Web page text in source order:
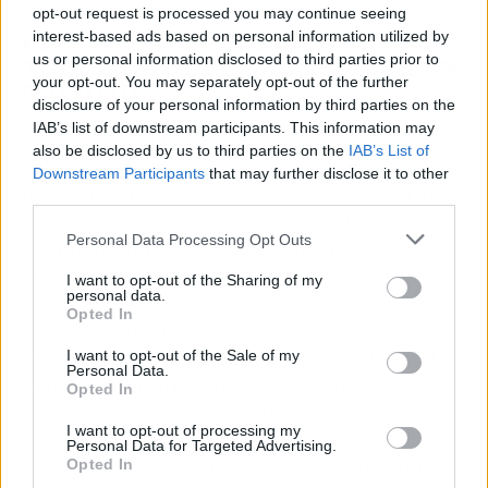
opt-out request is processed you may continue seeing
interest-based ads based on personal information utilized by
us or personal information disclosed to third parties prior to
your opt-out. You may separately opt-out of the further
disclosure of your personal information by third parties on the
IAB’s list of downstream participants. This information may
also be disclosed by us to third parties on the IAB’s List of
Downstream Participants that may further disclose it to other
Personal Data Processing Opt Outs
I want to opt-out of the Sharing of my
personal data.
Opted In
I want to opt-out of the Sale of my
Personal Data.
Opted In
I want to opt-out of processing my
Personal Data for Targeted Advertising.
Opted In
PITIUSAS Y MENORCA TENDRÁN
TOQUE DE QUEDA A LAS 1.30H EN
NAVIDAD
Por su parte, Ibiza, Formentera y Menorca sí
aplicarán el acuerdo del Consejo Interterritorial
podrán reunirse hasta diez personas en
encuentros sociales.
La presidenta del Govern ha considerado que
no existe un conflicto entre lo aprobado en el
Consejo Interterritorial y las medidas para
"nivel extremo" en la Isla. "No cabe esa
relajación. Sería horrible que yo enviara un